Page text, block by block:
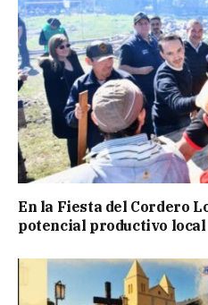
En la Fiesta del Cordero
potencial productivo local